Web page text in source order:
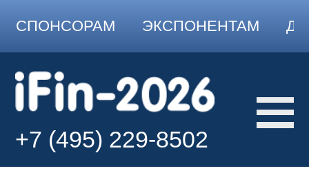
СПОНСОРАМ ЭКСПОНЕНТАМ
+7 (495) 229-8502